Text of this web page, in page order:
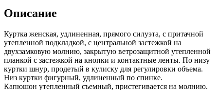
Описание
Куртка женская, удлиненная, прямого силуэта, с притачной
утепленной подкладкой, с центральной застежкой на
двухзамковую молнию, закрытую ветрозащитной утепленной
планкой с застежкой на кнопки и контактные ленты. По низу
куртки шнур, продетый в кулиску для регулировки объема.
Низ куртки фигурный, удлиненный по спинке.
Капюшон утепленный съемный, пристегивается на молнию.